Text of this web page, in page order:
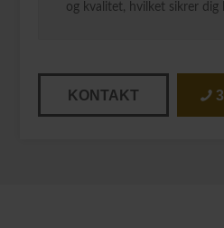
og kvalitet, hvilket sikrer dig
KONTAKT